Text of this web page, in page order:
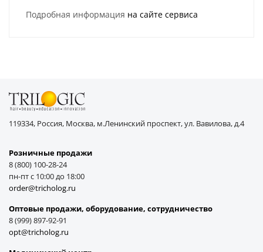
Подробная информация на сайте сервиса
119334, Россия, Москва, м.Ленинский проспект, ул. Вавилова, д.4
Розничные продажи
8 (800) 100-28-24
пн-пт с 10:00 до 18:00
order@tricholog.ru
Оптовые продажи, оборудование, cотрудничество
8 (999) 897-92-91
opt@tricholog.ru